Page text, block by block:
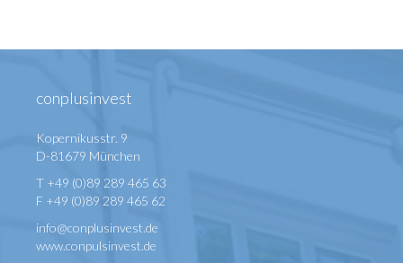
conplusinvest
Kopernikusstr. 9
D-81679 München
T +49 (0)89 289 465 63
F +49 (0)89 289 465 62
info@conplusinvest.de
www.conpulsinvest.de